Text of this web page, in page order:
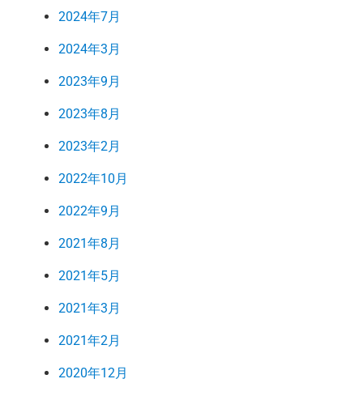
2024年7月
2024年3月
2023年9月
2023年8月
2023年2月
2022年10月
2022年9月
2021年8月
2021年5月
2021年3月
2021年2月
2020年12月